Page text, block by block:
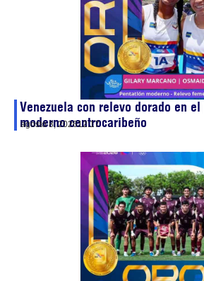
Venezuela con relevo dorado en
moderno centrocaribeño
agosto 8, 202612:17